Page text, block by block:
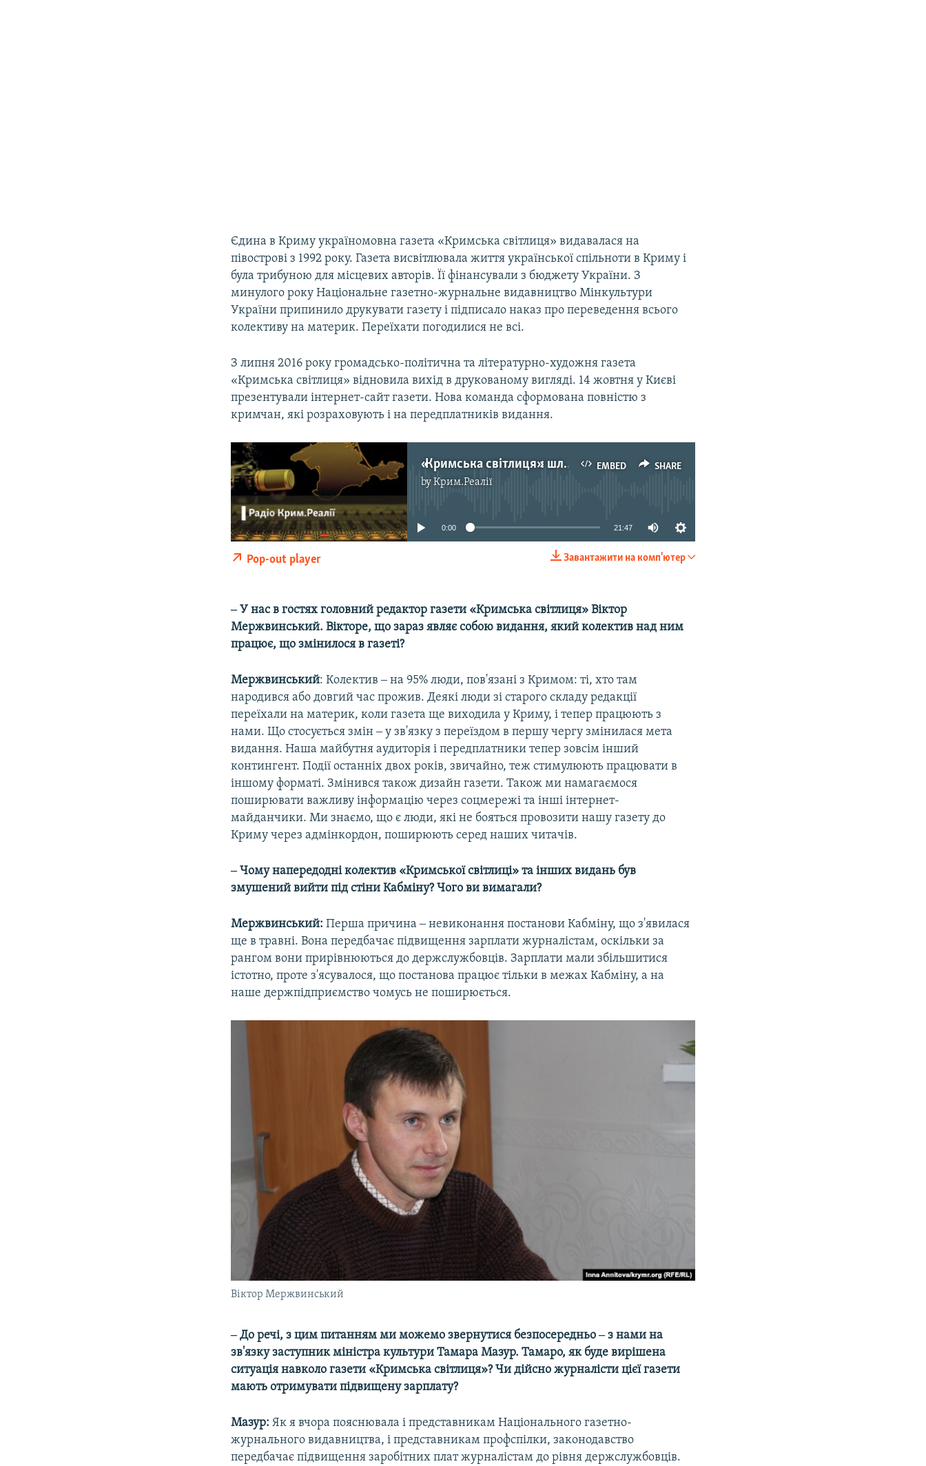
​Єдина в Криму україномовна газета «Кримська світлиця» видавалася на
півострові з 1992 року. Газета висвітлювала життя української спільноти в Криму і
була трибуною для місцевих авторів. Її фінансували з бюджету України. З
минулого року Національне газетно-журнальне видавництво Мінкультури
України припинило друкувати газету і підписало наказ про переведення всього
колективу на материк. Переїхати погодилися не всі.
З липня 2016 року громадсько-політична та літературно-художня газета
«Кримська світлиця» відновила вихід в друкованому вигляді. 14 жовтня у Києві
презентували інтернет-сайт газети. Нова команда сформована повністю з
кримчан, які розраховують і на передплатників видання.
EMBED SHARE
«Кримська світлиця»: шлях на півострів
byКрим.Реалії
No media source currently available
0:00 21:47
Завантажити на комп'ютер
Pop-out player
‒ У нас в гостях головний редактор газети «Кримська світлиця» Віктор
Мержвинський. Вікторе, що зараз являє собою видання, який колектив над ним
працює, що змінилося в газеті?
Мержвинський: Колектив ‒ на 95% люди, пов'язані з Кримом: ті, хто там
народився або довгий час прожив. Деякі люди зі старого складу редакції
переїхали на материк, коли газета ще виходила у Криму, і тепер працюють з
нами. Що стосується змін ‒ у зв'язку з переїздом в першу чергу змінилася мета
видання. Наша майбутня аудиторія і передплатники тепер зовсім інший
контингент. Події останніх двох років, звичайно, теж стимулюють працювати в
іншому форматі. Змінився також дизайн газети. Також ми намагаємося
поширювати важливу інформацію через соцмережі та інші інтернет-
майданчики. Ми знаємо, що є люди, які не бояться провозити нашу газету до
Криму через адмінкордон, поширюють серед наших читачів.
‒ Чому напередодні колектив «Кримської світлиці» та інших видань був
змушений вийти під стіни Кабміну? Чого ви вимагали?
Мержвинський: Перша причина ‒ невиконання постанови Кабміну, що з'явилася
ще в травні. Вона передбачає підвищення зарплати журналістам, оскільки за
рангом вони прирівнюються до держслужбовців. Зарплати мали збільшитися
істотно, проте з'ясувалося, що постанова працює тільки в межах Кабміну, а на
наше держпідприємство чомусь не поширюється.
Віктор Мержвинський
‒ До речі, з цим питанням ми можемо звернутися безпосередньо ‒ з нами на
зв'язку заступник міністра культури Тамара Мазур. Тамаро, як буде вирішена
ситуація навколо газети «Кримська світлиця»? Чи дійсно журналісти цієї газети
мають отримувати підвищену зарплату?
Мазур: Як я вчора пояснювала і представникам Національного газетно-
журнального видавництва, і представникам профспілки, законодавство
передбачає підвищення заробітних плат журналістам до рівня держслужбовців.